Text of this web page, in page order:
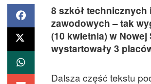
8 szkół
zawodowych – tak
(10 kwietnia) w
wystartowały 3
Dalsza część tekstu